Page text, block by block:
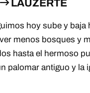
LAUZERTE
hoy sube y baja
menos bosques y
hasta el hermoso
palomar antiguo y la